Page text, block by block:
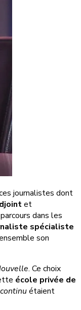
journalistes dont
et
dans les
spécialiste
son
. Ce choix
école privée de
étaient